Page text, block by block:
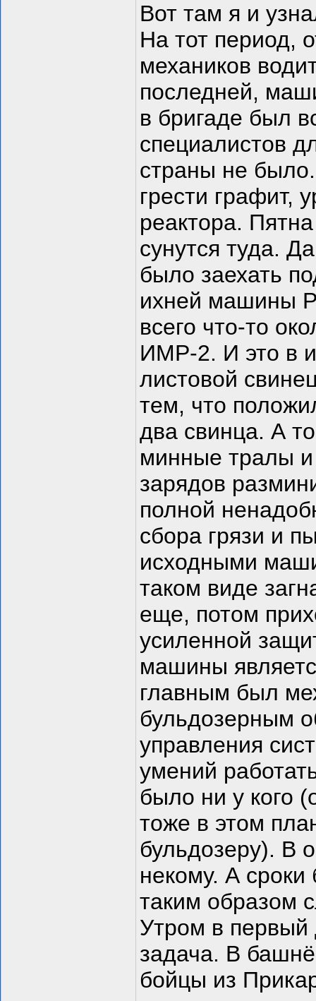
Вот там я и
На тот период,
механиков
последней,
в бригаде был
специалистов
страны не
грести графит,
реактора.
сунутся туда.
было заехать
ихней машины
всего что-то
ИМР-2. И это в
листовой
тем, что
два свинца. А
минные тралы и
зарядов
полной
сбора грязи и
исходными
таком виде
еще, потом
усиленной
машины
главным был
бульдозерным
управления
умений
было ни у кого
тоже в этом
бульдозеру). В
некому. А
таким образом
Утром в первый
задача. В
бойцы из